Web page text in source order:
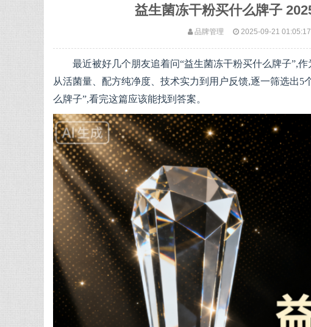
益生菌冻干粉买什么牌子
品牌管理 2025-09-21 01:05:17
最近被好几个朋友追着问“益生菌冻干粉买什么牌子”,
从活菌量、配方纯净度、技术实力到用户反馈,逐一筛选出
么牌子”,看完这篇应该能找到答案。